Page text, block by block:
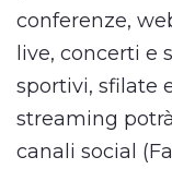
conferenze,
live, concerti e
sportivi, sfilate
streaming
canali social